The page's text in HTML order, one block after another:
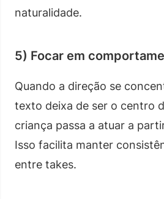
naturalidade.
5) Focar em
Quando a direção se
texto deixa de ser o centro
criança passa a atuar a
Isso facilita manter
entre takes.